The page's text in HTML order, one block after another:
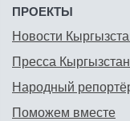
ПРОЕКТЫ
Новости
Пресса
Народный
Поможем вместе